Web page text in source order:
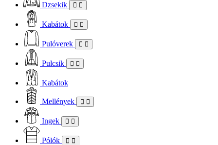
Dzsekik
Kabátok
Pulóverek
Pulcsik
Kabátok
Mellények
Ingek
Pólók